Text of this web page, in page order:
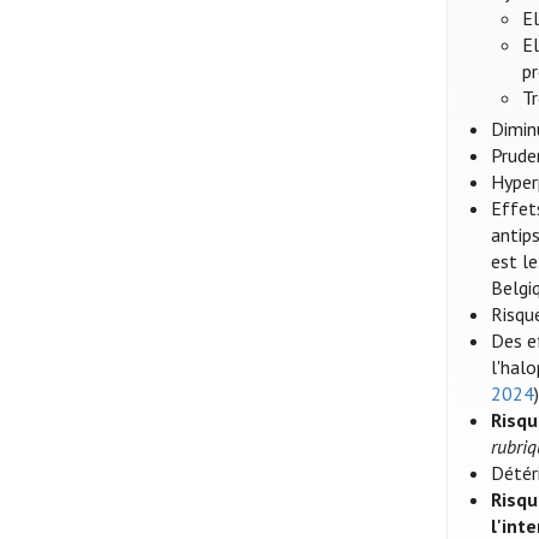
est le
Des
2024